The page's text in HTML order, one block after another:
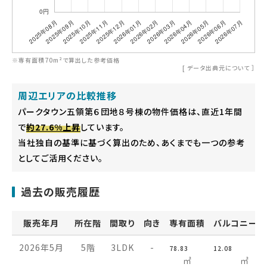
※専有面積70m²で算出した参考価格
[ データ出典元について ］
周辺エリアの比較推移
パークタウン五領第６団地８号棟の物件価格は、直近1年間
で約27.6%上昇しています。
当社独自の基準に基づく算出のため、あくまでも一つの参考
としてご活用ください。
過去の販売履歴
販売年月 所在階 間取り 向き 専有面積 バルコニー
2026年5月 5階 3LDK - 78.83
㎡
12.08
㎡